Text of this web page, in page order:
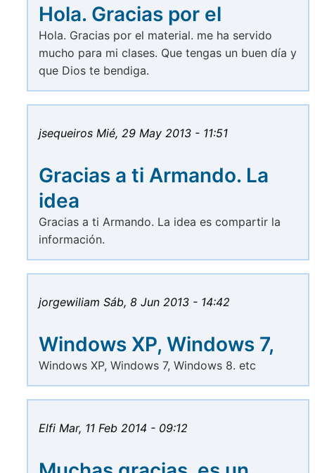
Hola. Gracias por el
Hola. Gracias por el material. me ha servido
mucho para mi clases. Que tengas un buen día y
que Dios te bendiga.
jsequeiros Mié, 29 May 2013 - 11:51
Gracias a ti Armando. La
idea
Gracias a ti Armando. La idea es compartir la
información.
jorgewiliam Sáb, 8 Jun 2013 - 14:42
Windows XP, Windows 7,
Windows XP, Windows 7, Windows 8. etc
Elfi Mar, 11 Feb 2014 - 09:12